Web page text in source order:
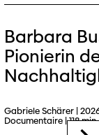
Barbara
Pionierin
Gabriele Schärer |
Documentaire | 118 min